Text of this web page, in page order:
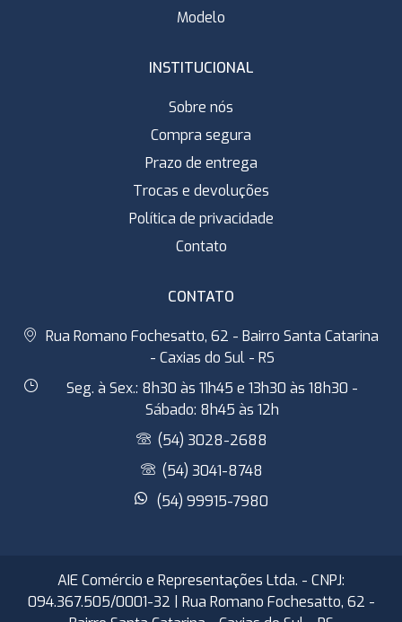
Modelo
INSTITUCIONAL
Sobre nós
Compra segura
Prazo de entrega
Trocas e devoluções
Política de privacidade
Contato
CONTATO
Rua Romano Fochesatto, 62 - Bairro Santa Catarina
- Caxias do Sul - RS
Seg. à Sex.: 8h30 às 11h45 e 13h30 às 18h30 -
Sábado: 8h45 às 12h
(54) 3028-2688
(54) 3041-8748
(54) 99915-7980
AIE Comércio e Representações Ltda. - CNPJ:
094.367.505/0001-32 | Rua Romano Fochesatto, 62 -